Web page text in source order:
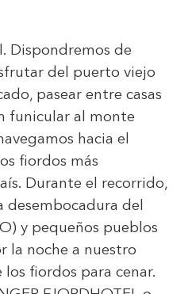
Dispondremos de
del puerto viejo
pasear entre casas
funicular al monte
hacia el
fiordos más
Durante el recorrido,
desembocadura del
y pequeños pueblos
la noche a nuestro
fiordos para cenar.